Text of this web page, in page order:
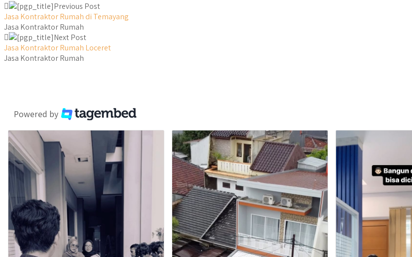
Previous Post
Jasa Kontraktor Rumah di Temayang
Jasa Kontraktor Rumah
Next Post
Jasa Kontraktor Rumah Loceret
Jasa Kontraktor Rumah
Powered by